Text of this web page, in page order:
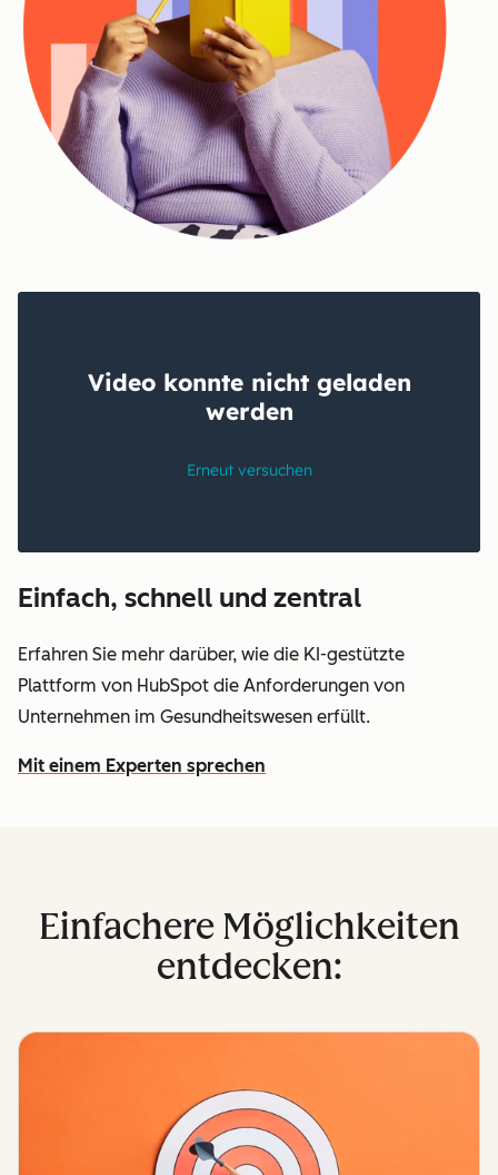
Einfach, schnell und zentral
Erfahren Sie mehr darüber, wie die KI-gestützte
Plattform von HubSpot die Anforderungen von
Unternehmen im Gesundheitswesen erfüllt.
Mit einem Experten sprechen
Einfachere Möglichkeiten
entdecken: